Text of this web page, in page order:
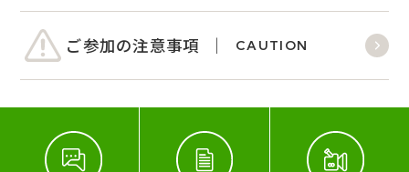
ご参加の注意事項 CAUTION